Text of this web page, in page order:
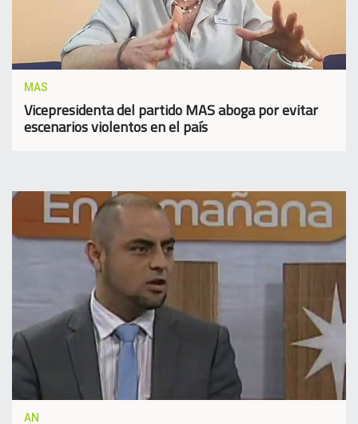
MAS
Vicepresidenta del partido MAS aboga por evitar
escenarios violentos en el país
AN